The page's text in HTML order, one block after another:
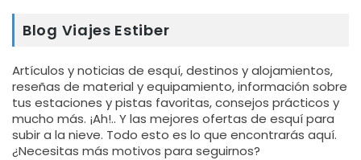
Blog Viajes Estiber
Artículos y noticias de esquí, destinos y alojamientos,
reseñas de material y equipamiento, información sobre
tus estaciones y pistas favoritas, consejos prácticos y
mucho más. ¡Ah!.. Y las mejores ofertas de esquí para
subir a la nieve. Todo esto es lo que encontrarás aquí.
¿Necesitas más motivos para seguirnos?